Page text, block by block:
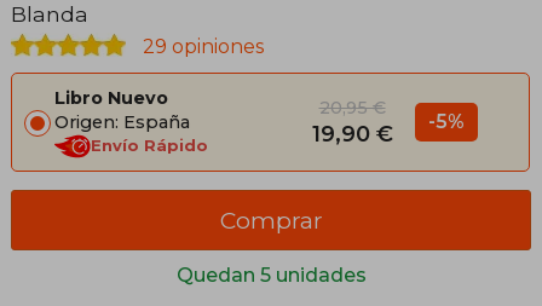
Blanda
29 opiniones
Libro Nuevo
Origen: España
Envío Rápido
20,95 €
19,90 € -5%
Quedan 5 unidades
Comprar